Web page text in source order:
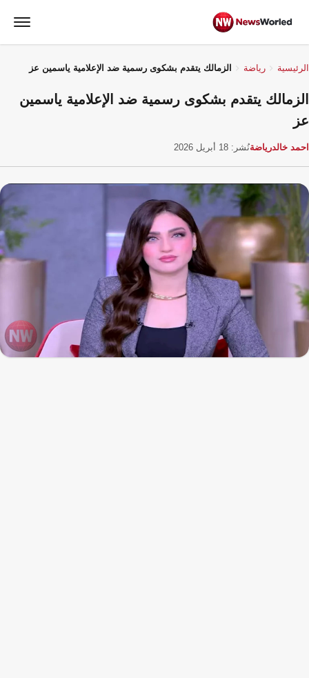
الرئيسية رياضة الزمالك يتقدم بشكوى رسمية ضد الإعلامية ياسمين عز
الزمالك يتقدم بشكوى رسمية ضد الإعلامية ياسمين
عز
احمد خالدرياضةنُشر: 18 أبريل 2026